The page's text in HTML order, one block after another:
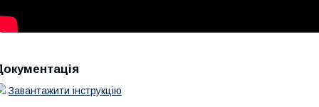
Завантажити інструкцію